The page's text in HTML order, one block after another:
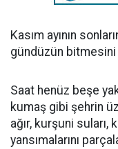
Kasım ayının
gündüzün bitmesini
Saat henüz beşe
kumaş gibi şehrin
ağır, kurşuni suları,
yansımalarını